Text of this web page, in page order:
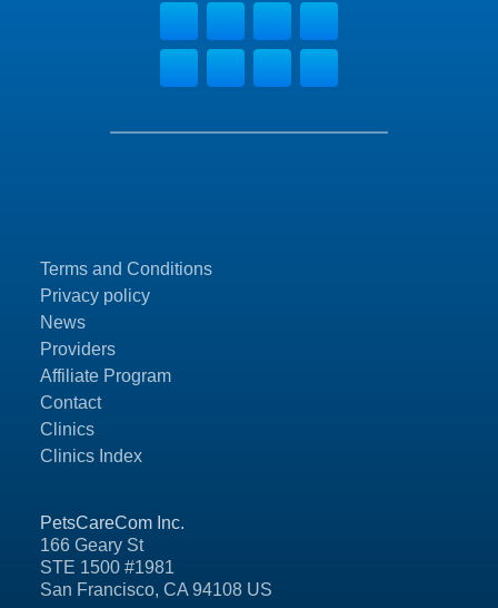
PetsCareCom Inc.
166 Geary St
STE 1500 #1981
San Francisco, CA 94108 US
Terms and Conditions
Privacy policy
News
Providers
Affiliate Program
Contact
Clinics
Clinics Index